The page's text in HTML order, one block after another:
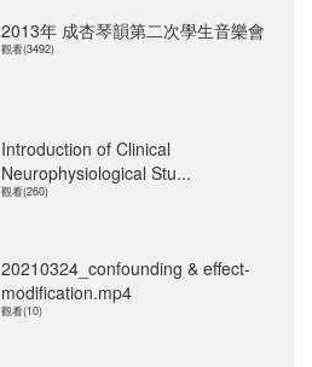
2013年 成杏琴韻第二次學生音樂會
觀看(3492)
Introduction of Clinical
Neurophysiological Stu...
觀看(260)
20210324_confounding & effect-
modification.mp4
觀看(10)